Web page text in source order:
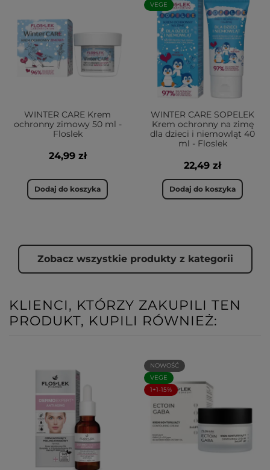
WINTER CARE Krem
ochronny zimowy 50 ml -
Floslek
24,99 zł
Dodaj do koszyka
VEGE
WINTER CARE SOPELEK
Krem ochronny na zimę
dla dzieci i niemowląt 40
ml - Floslek
22,49 zł
Dodaj do koszyka
Zobacz wszystkie produkty z kategorii
KLIENCI, KTÓRZY ZAKUPILI TEN
PRODUKT, KUPILI RÓWNIEŻ:
NOWOŚĆ
VEGE
1+1-15%